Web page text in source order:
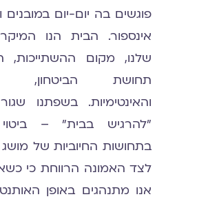
פוגשים בה יום-יום במובנים
אינספור. הבית הנו
שלנו, מקום ההשתייכות,
תחושת הביטחון,
והאינטימיות. בשפתנו
"להרגיש בבית" –
בתחושות החיוביות של
לצד האמונה הרווחת כי
אנו מתנהגים באופן